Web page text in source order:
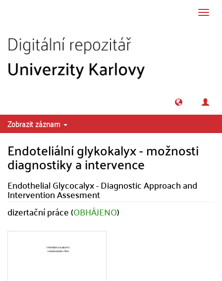
Zobrazit záznam
Endoteliální glykokalyx - možnosti
diagnostiky a intervence
Endothelial Glycocalyx - Diagnostic Approach and
Intervention Assesment
dizertační práce (OBHÁJENO)